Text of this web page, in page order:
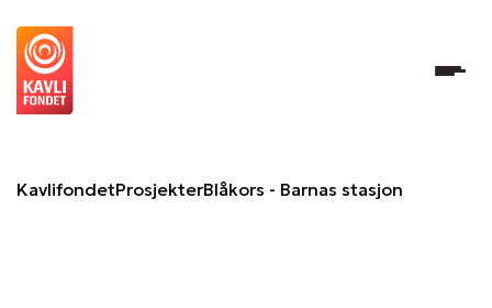
KavlifondetProsjekterBlåkors - Barnas stasjon